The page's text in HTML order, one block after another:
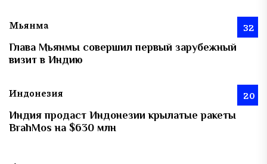
Мьянма 32
Глава Мьянмы совершил первый зарубежный
визит в Индию
Индонезия 20
Индия продаст Индонезии крылатые ракеты
BrahMos на $630 млн